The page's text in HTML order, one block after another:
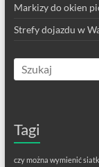
Markizy do okien
Strefy dojazdu w
Tagi
czy można wymienić